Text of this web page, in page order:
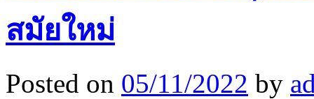
สมัยใหม่
Posted on 05/11/2022 by